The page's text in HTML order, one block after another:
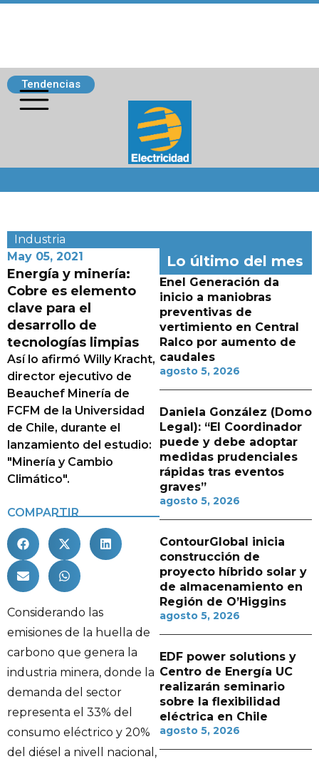
Tendencias
Industria
May 05, 2021
Energía y minería:
Cobre es elemento
clave para el
desarrollo de
tecnologías limpias
Así lo afirmó Willy Kracht,
director ejecutivo de
Beauchef Minería de
FCFM de la Universidad
de Chile, durante el
lanzamiento del estudio:
"Minería y Cambio
Climático".
COMPARTIR
Considerando las
emisiones de la huella de
carbono que genera la
industria minera, donde la
demanda del sector
representa el 33% del
consumo eléctrico y 20%
del diésel a nivell nacional,
Lo último del mes
Enel Generación da
inicio a maniobras
preventivas de
vertimiento en Central
Ralco por aumento de
caudales
agosto 5, 2026
Daniela González (Domo
Legal): “El Coordinador
puede y debe adoptar
medidas prudenciales
rápidas tras eventos
graves”
agosto 5, 2026
ContourGlobal inicia
construcción de
proyecto híbrido solar y
de almacenamiento en
Región de O’Higgins
agosto 5, 2026
EDF power solutions y
Centro de Energía UC
realizarán seminario
sobre la flexibilidad
eléctrica en Chile
agosto 5, 2026